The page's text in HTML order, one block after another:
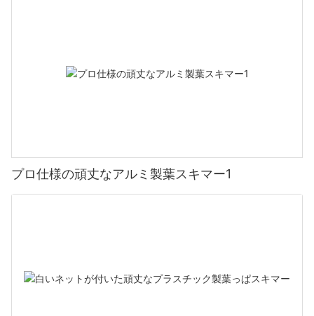
プロ仕様の頑丈なアルミ製葉スキマー1